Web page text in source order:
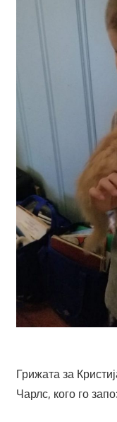
Грижата за
Чарлс, кого го